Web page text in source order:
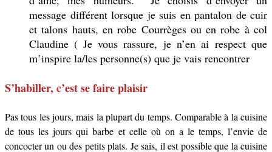
message différent lorsque je suis en pantalon de cuir
et talons hauts, en robe Courrèges ou en robe à col
Claudine ( Je vous rassure, je n’en ai respect que
m’inspire la/les personne(s) que je vais rencontrer
S’habiller, c’est se faire plaisir
Pas tous les jours, mais la plupart du temps. Comparable à la cuisine
de tous les jours qui barbe et celle où on a le temps, l’envie de
concocter un ou des petits plats. Je sais, il est possible que la cuisine